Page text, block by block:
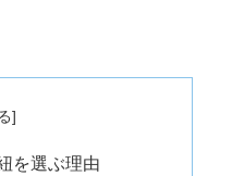
を選ぶ理由